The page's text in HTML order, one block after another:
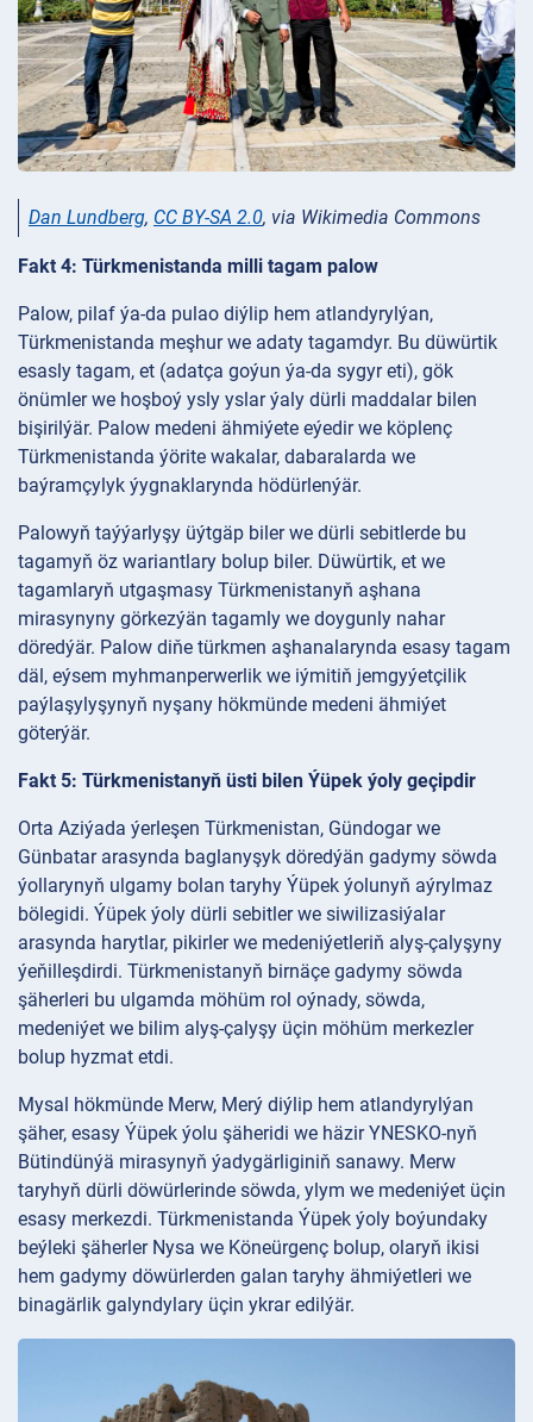
Dan Lundberg, CC BY-SA 2.0, via Wikimedia Commons
Fakt 4: Türkmenistanda milli tagam palow
Palow, pilaf ýa-da pulao diýlip hem atlandyrylýan,
Türkmenistanda meşhur we adaty tagamdyr. Bu düwürtik
esasly tagam, et (adatça goýun ýa-da sygyr eti), gök
önümler we hoşboý ysly yslar ýaly dürli maddalar bilen
bişirilýär. Palow medeni ähmiýete eýedir we köplenç
Türkmenistanda ýörite wakalar, dabaralarda we
baýramçylyk ýygnaklarynda hödürlenýär.
Palowyň taýýarlyşy üýtgäp biler we dürli sebitlerde bu
tagamyň öz wariantlary bolup biler. Düwürtik, et we
tagamlaryň utgaşmasy Türkmenistanyň aşhana
mirasynyny görkezýän tagamly we doygunly nahar
döredýär. Palow diňe türkmen aşhanalarynda esasy tagam
däl, eýsem myhmanperwerlik we iýmitiň jemgyýetçilik
paýlaşylyşynyň nyşany hökmünde medeni ähmiýet
göterýär.
Fakt 5: Türkmenistanyň üsti bilen Ýüpek ýoly geçipdir
Orta Aziýada ýerleşen Türkmenistan, Gündogar we
Günbatar arasynda baglanyşyk döredýän gadymy söwda
ýollarynyň ulgamy bolan taryhy Ýüpek ýolunyň aýrylmaz
bölegidi. Ýüpek ýoly dürli sebitler we siwilizasiýalar
arasynda harytlar, pikirler we medeniýetleriň alyş-çalyşyny
ýeňilleşdirdi. Türkmenistanyň birnäçe gadymy söwda
şäherleri bu ulgamda möhüm rol oýnady, söwda,
medeniýet we bilim alyş-çalyşy üçin möhüm merkezler
bolup hyzmat etdi.
Mysal hökmünde Merw, Merý diýlip hem atlandyrylýan
şäher, esasy Ýüpek ýolu şäheridi we häzir YNESKO-nyň
Bütindünýä mirasynyň ýadygärliginiň sanawy. Merw
taryhyň dürli döwürlerinde söwda, ylym we medeniýet üçin
esasy merkezdi. Türkmenistanda Ýüpek ýoly boýundaky
beýleki şäherler Nysa we Köneürgenç bolup, olaryň ikisi
hem gadymy döwürlerden galan taryhy ähmiýetleri we
binagärlik galyndylary üçin ykrar edilýär.